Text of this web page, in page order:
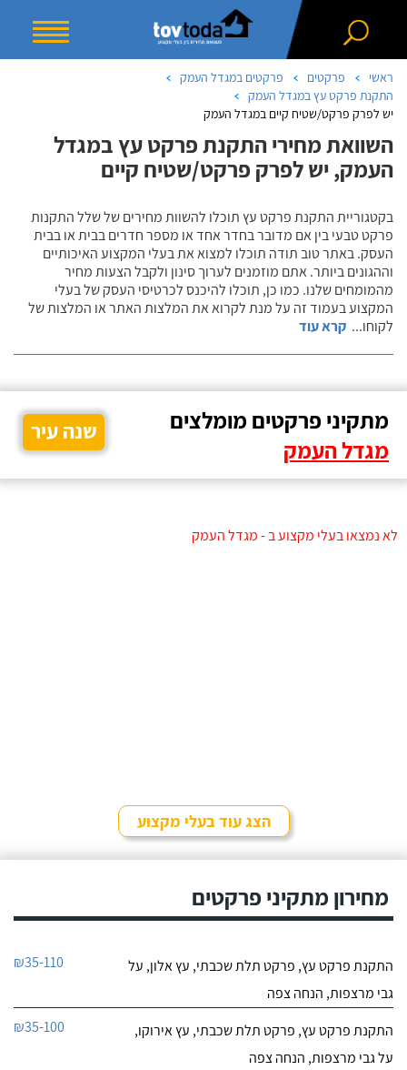
ראשי פרקטים
פרקטים במגדל העמק
התקנת פרקט עץ במגדל העמק
יש לפרק פרקט/שטיח קיים במגדל העמק
השוואת מחירי התקנת פרקט עץ במגדל
העמק, יש לפרק פרקט/שטיח קיים
בקטגוריית התקנת פרקט עץ תוכלו להשוות מחירים של שלל התקנות
פרקט טבעי בין אם מדובר בחדר אחד או מספר חדרים בבית או בבית
העסק. באתר טוב תודה תוכלו למצוא את בעלי המקצוע האיכותיים
וההגונים ביותר. אתם מוזמנים לערוך סינון ולקבל הצעות מחיר
מהמומחים שלנו. כמו כן, תוכלו להיכנס לכרטיסי העסק של בעלי
המקצוע בעמוד זה על מנת לקרוא את המלצות האתר או המלצות של
לקוחו... קרא עוד
מתקיני פרקטים מומלצים
מגדל העמק
שנה עיר
לא נמצאו בעלי מקצוע ב - מגדל העמק
הצג עוד בעלי מקצוע
מחירון מתקיני פרקטים
התקנת פרקט עץ, פרקט תלת שכבתי, עץ אלון, על
גבי מרצפות, הנחה צפה
₪35-110
התקנת פרקט עץ, פרקט תלת שכבתי, עץ אירוקו,
על גבי מרצפות, הנחה צפה
₪35-100